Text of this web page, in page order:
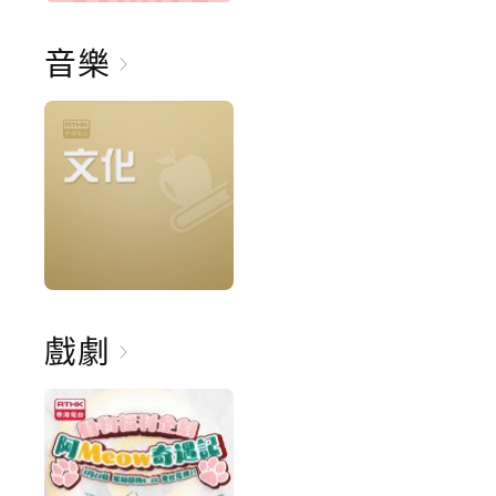
音樂
戲劇